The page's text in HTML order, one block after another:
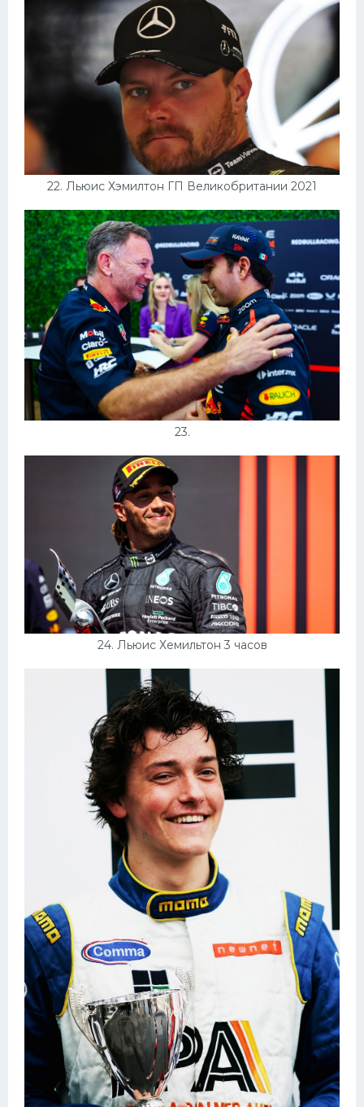
22. Льюис Хэмилтон ГП Великобритании 2021
23.
24. Льюис Хемильтон 3 часов